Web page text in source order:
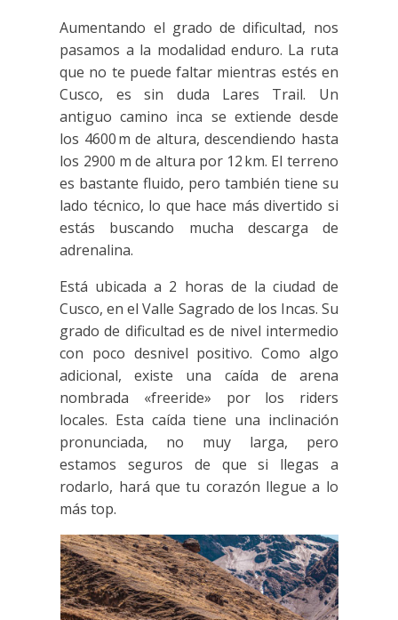
Aumentando el grado de dificultad, nos
pasamos a la modalidad enduro. La ruta
que no te puede faltar mientras estés en
Cusco, es sin duda Lares Trail. Un
antiguo camino inca se extiende desde
los 4600 m de altura, descendiendo hasta
los 2900 m de altura por 12 km. El terreno
es bastante fluido, pero también tiene su
lado técnico, lo que hace más divertido si
estás buscando mucha descarga de
adrenalina.
Está ubicada a 2 horas de la ciudad de
Cusco, en el Valle Sagrado de los Incas. Su
grado de dificultad es de nivel intermedio
con poco desnivel positivo. Como algo
adicional, existe una caída de arena
nombrada «freeride» por los riders
locales. Esta caída tiene una inclinación
pronunciada, no muy larga, pero
estamos seguros de que si llegas a
rodarlo, hará que tu corazón llegue a lo
más top.